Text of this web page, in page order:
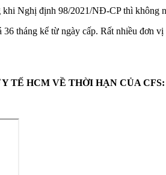
Nghị định 98/2021/NĐ-CP thì không
tháng kể từ ngày cấp. Rất nhiều đơn
Y TẾ HCM VỀ THỜI HẠN CỦA CFS: